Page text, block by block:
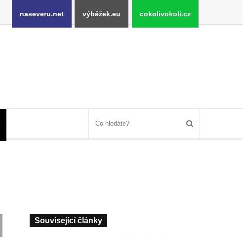
naseveru.net výběžek.eu cokolivokoli.cz
Související články